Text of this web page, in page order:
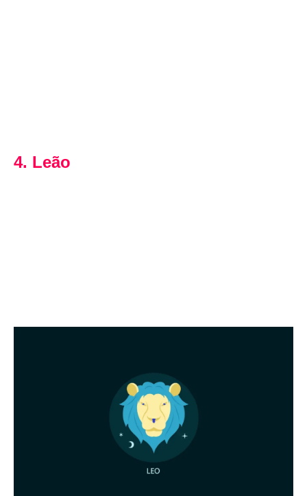
4. Leão